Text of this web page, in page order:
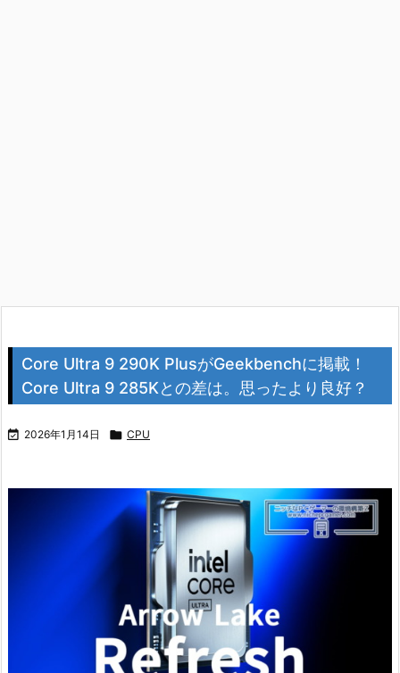
Core Ultra 9 290K PlusがGeekbenchに掲載！
Core Ultra 9 285Kとの差は。思ったより良好？
 2026年1月14日  CPU